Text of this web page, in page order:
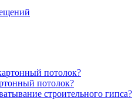
потолок?
потолок?
строительного гипса?